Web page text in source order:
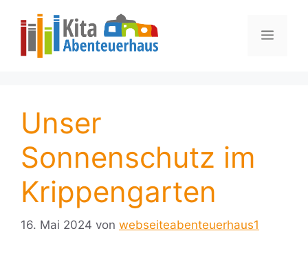
springen
Inhalt
Menü
Unser
Sonnenschutz im
Krippengarten
16. Mai 2024 von webseiteabenteuerhaus1